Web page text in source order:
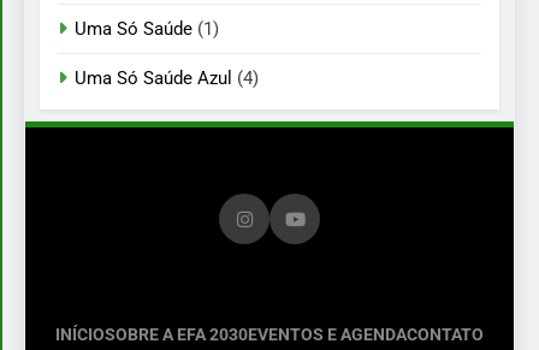
Uma Só Saúde (1)
Uma Só Saúde Azul (4)
INÍCIOSOBRE A EFA 2030EVENTOS E AGENDACONTATO